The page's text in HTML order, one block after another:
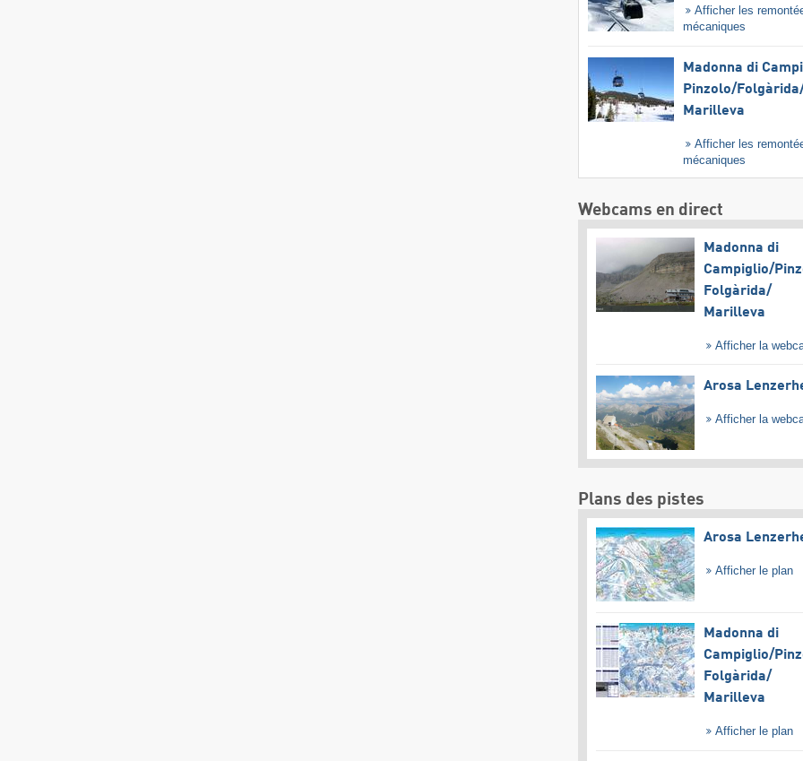
Afficher les
mécaniques
Madonna di
Pinzolo/​
Marilleva
Afficher les
mécaniques
Webcams en direct
Madonna di
Campiglio/​
Folgàrida/​
Marilleva
Afficher la
Arosa
Afficher la
Plans des pistes
Arosa
Afficher le plan
Madonna di
Campiglio/​
Folgàrida/​
Marilleva
Afficher le plan